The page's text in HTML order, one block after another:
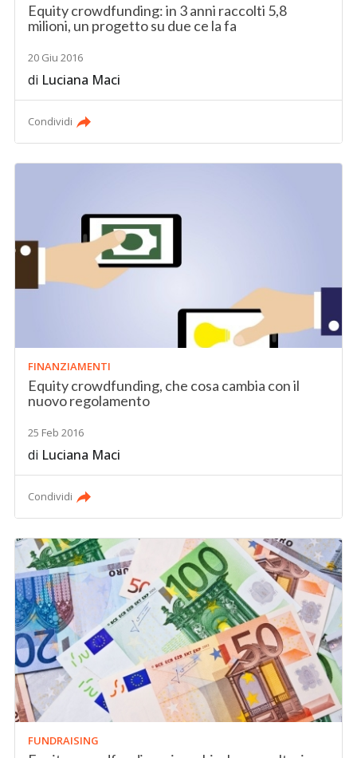
Equity crowdfunding: in 3 anni raccolti 5,8
milioni, un progetto su due ce la fa
20 Giu 2016
di Luciana Maci
Condividi
FINANZIAMENTI
Equity crowdfunding, che cosa cambia con il
nuovo regolamento
25 Feb 2016
di Luciana Maci
Condividi
FUNDRAISING